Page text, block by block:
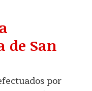
de San
por